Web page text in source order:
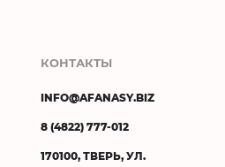
КОНТАКТЫ
INFO@AFANASY.BIZ
8 (4822) 777-012
170100, ТВЕРЬ, УЛ.